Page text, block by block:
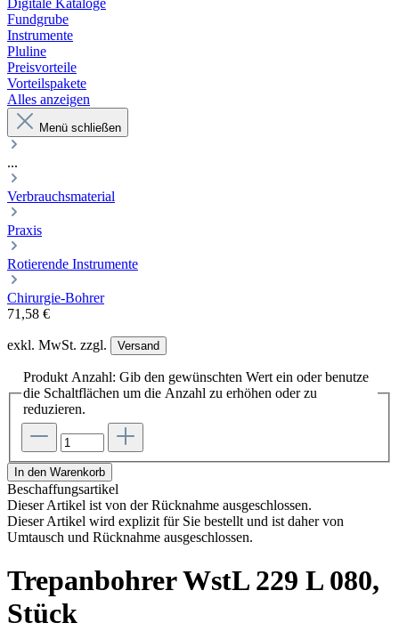
Digitale Kataloge
Fundgrube
Instrumente
Pluline
Preisvorteile
Vorteilspakete
Alles anzeigen
Menü schließen
...
Verbrauchsmaterial
Praxis
Rotierende Instrumente
Chirurgie-Bohrer
71,58 €
exkl. MwSt. zzgl. Versand
Produkt Anzahl: Gib den gewünschten Wert ein oder benutze
die Schaltflächen um die Anzahl zu erhöhen oder zu
reduzieren.
In den Warenkorb
Beschaffungsartikel
Dieser Artikel ist von der Rücknahme ausgeschlossen.
Dieser Artikel wird explizit für Sie bestellt und ist daher von
Umtausch und Rücknahme ausgeschlossen.
Trepanbohrer WstL 229 L 080,
Stück